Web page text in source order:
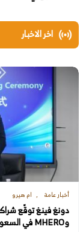
اخر الاخبار
أخبار عامة ام هيرو
وMHERO في السعودية